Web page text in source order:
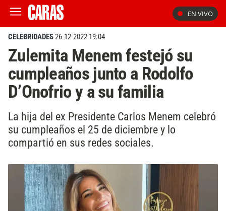
EN VIVO
CELEBRIDADES26-12-2022 19:04
Zulemita Menem festejó su
cumpleaños junto a Rodolfo
D’Onofrio y a su familia
La hija del ex Presidente Carlos Menem celebró
su cumpleaños el 25 de diciembre y lo
compartió en sus redes sociales.